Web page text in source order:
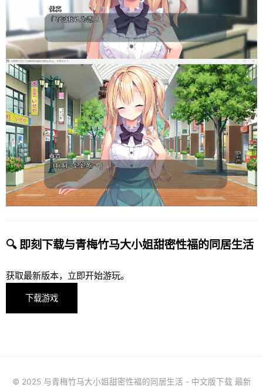
🔍 即刻下载与青梅竹马大小姐甜密性福的同居生活
获取最新版本，立即开始游玩。
下载游戏
© 2025 与青梅竹马大小姐甜密性福的同居生活 - 中文版下载 最新